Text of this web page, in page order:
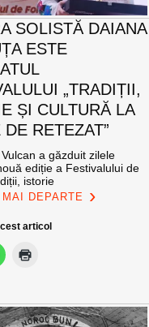
SOLISTĂ DAIANA
ESTE
„TRADIȚII,
ȘI CULTURĂ LA
RETEZAT”
a găzduit zilele
ediție a Festivalului de
istorie
DEPARTE
articol